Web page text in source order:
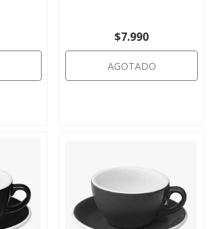
$7.990
AGOTADO